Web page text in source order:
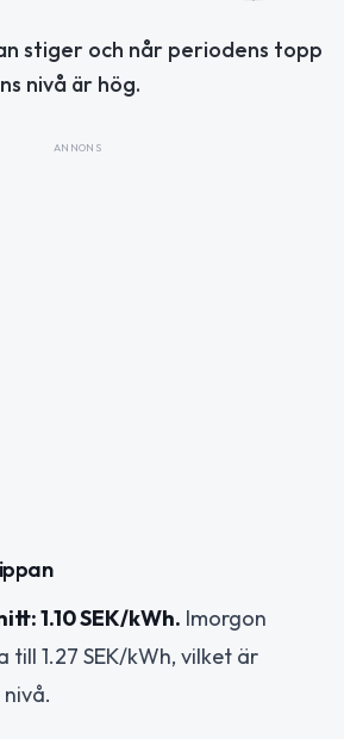
stiger och når periodens topp
nivå är hög.
ANNONS
1.10 SEK/kWh. Imorgon
1.27 SEK/kWh, vilket är